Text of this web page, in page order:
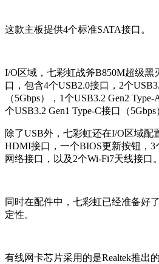
这款主板提供4个标准SATA接口。
I/O区域，七彩虹战斧B850M超级黑
口，包含4个USB2.0接口，2个
（5Gbps），1个USB3.2 Gen2
个USB3.2 Gen1 Type-C接口（5Gbps
除了USB外，七彩虹还在I/O区域配
HDMI接口，一个BIOS更新按钮，
网络接口，以及2个Wi-Fi7天线接口。
同时在配件中，七彩虹已经准备好
定性。
有线网卡芯片采用的是Realtek推出